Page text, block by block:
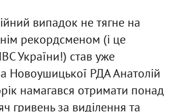
випадок не тягне на
рекордсменом (і це
України!) став уже
Новоушицької РДА Анатолій
намагався отримати понад
гривень за виділення та